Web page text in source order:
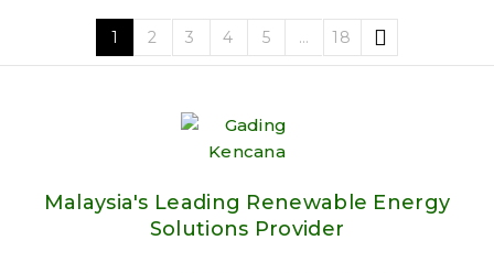
1 2 3 4 5 … 18
Malaysia's Leading Renewable Energy
Solutions Provider